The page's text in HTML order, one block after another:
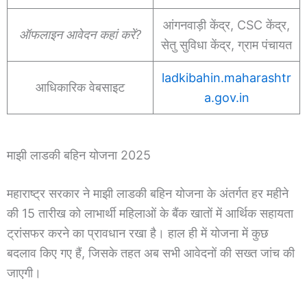
ऑफलाइन आवेदन कहां करें?
आंगनवाड़ी केंद्र, CSC केंद्र,
सेतु सुविधा केंद्र, ग्राम पंचायत
आधिकारिक वेबसाइट
ladkibahin.maharashtr
a.gov.in
माझी लाडकी बहिन योजना 2025
महाराष्ट्र सरकार ने माझी लाडकी बहिन योजना के अंतर्गत हर महीने
की 15 तारीख को लाभार्थी महिलाओं के बैंक खातों में आर्थिक सहायता
ट्रांसफर करने का प्रावधान रखा है। हाल ही में योजना में कुछ
बदलाव किए गए हैं, जिसके तहत अब सभी आवेदनों की सख्त जांच की
जाएगी।